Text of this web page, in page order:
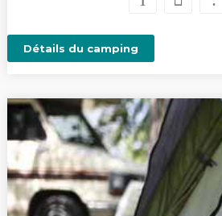
Détails du camping